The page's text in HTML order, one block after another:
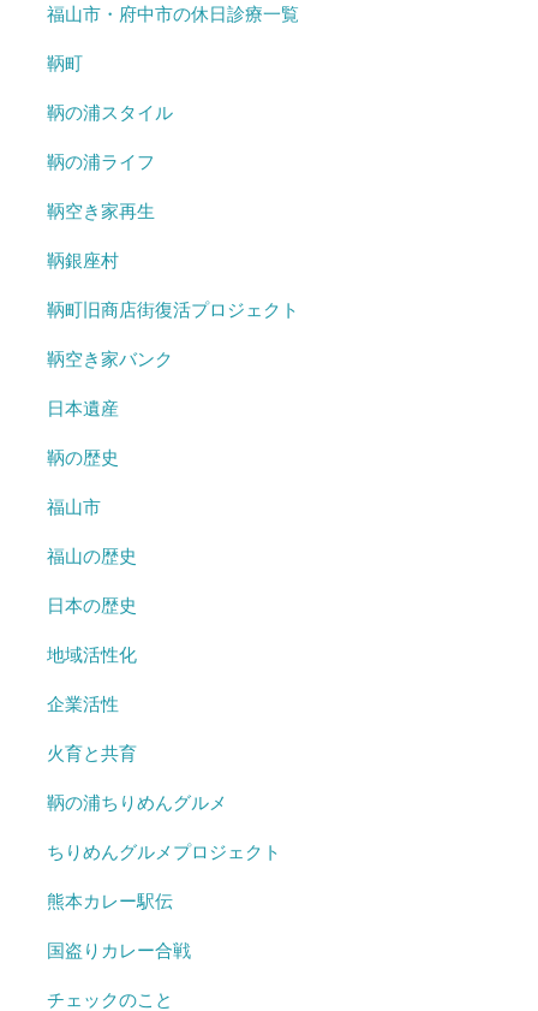
福山市・府中市の休日診療一覧
鞆町
鞆の浦スタイル
鞆の浦ライフ
鞆空き家再生
鞆銀座村
鞆町旧商店街復活プロジェクト
鞆空き家バンク
日本遺産
鞆の歴史
福山市
福山の歴史
日本の歴史
地域活性化
企業活性
火育と共育
鞆の浦ちりめんグルメ
ちりめんグルメプロジェクト
熊本カレー駅伝
国盗りカレー合戦
チェックのこと